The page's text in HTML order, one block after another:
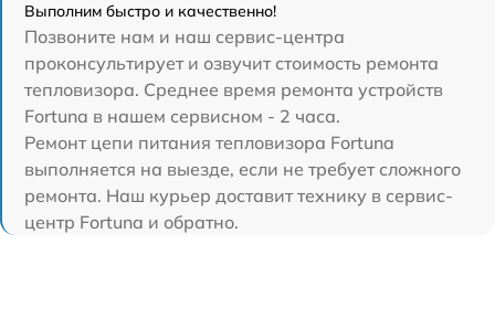
Выполним быстро и качественно!
Позвоните нам и наш сервис-центра
проконсультирует и озвучит стоимость ремонта
тепловизора. Среднее время ремонта устройств
Fortuna в нашем сервисном - 2 часа.
Ремонт цепи питания тепловизора Fortuna
выполняется на выезде, если не требует сложного
ремонта. Наш курьер доставит технику в сервис-
центр Fortuna и обратно.